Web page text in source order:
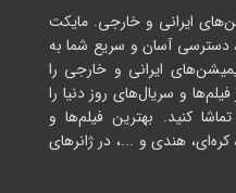
ایرانی و خارجی. مایکت
دسترسی آسان و سریع شما به
ایرانی و خارجی را
و سریال‌های روز دنیا را
کنید. بهترین فیلم‌ها و
کره‌ای، هندی و ...، در ژانرهای